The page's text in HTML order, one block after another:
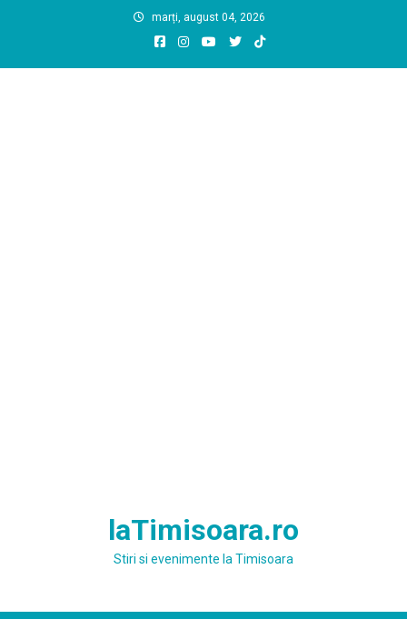
marți, august 04, 2026
laTimisoara.ro
Stiri si evenimente la Timisoara